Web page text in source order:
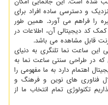
و دسترسی ساده افراد برای
را فراهم می آورد. همین طور
کد دیجیتالی آن، اطلاعات در
قابل مشاهده می باشد.
این ساعت نما تلنگری به دنیای
که در طراحی سنتی ساعت نما به
اهتمام دارد به ما مفهومی را
فناوری های نوین و فرهنگ و
تکنولوژی تمام انتخاب ما از